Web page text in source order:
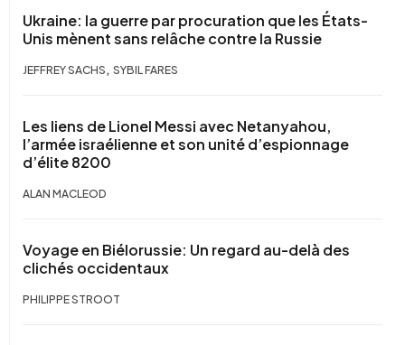
Ukraine: la guerre par procuration que les États-
Unis mènent sans relâche contre la Russie
JEFFREY SACHS , SYBIL FARES
Les liens de Lionel Messi avec Netanyahou,
l’armée israélienne et son unité d’espionnage
d’élite 8200
ALAN MACLEOD
Voyage en Biélorussie: Un regard au-delà des
clichés occidentaux
PHILIPPE STROOT